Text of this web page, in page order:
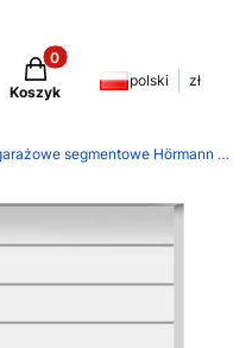
Produkty w koszyku: 0.
Koszyk
polski zł
Bramy garażowe segmentowe Hörmann RenoMatic